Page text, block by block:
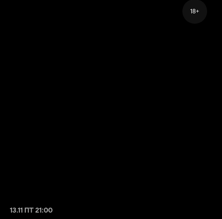
18+
13.11 ПТ 21:00